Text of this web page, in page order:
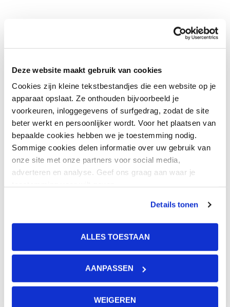
Deze website maakt gebruik van cookies
Cookies zijn kleine tekstbestandjes die een website op je
apparaat opslaat. Ze onthouden bijvoorbeeld je
voorkeuren, inloggegevens of surfgedrag, zodat de site
beter werkt en persoonlijker wordt. Voor het plaatsen van
bepaalde cookies hebben we je toestemming nodig.
Sommige cookies delen informatie over uw gebruik van
onze site met onze partners voor social media,
adverteren en analyse. Geef ons graag aan waar je
Details tonen
ALLES TOESTAAN
AANPASSEN
WEIGEREN
2025 om 10.00 uur in de Aula van Cobbenhagen
Building van Tilburg University. Je kunt de promotie
ook live volgen viaLive uitzending Aula | Tilburg
University
Samen vooruit
Deze promotie is niet alleen een wetenschappelijke
prestatie, maar ook een waardevolle impuls voor
GGzE als lerende organisatie. Karin’s werk nodigt uit
tot reflectie, opent nieuwe perspectieven en laat
ggz van morgen.